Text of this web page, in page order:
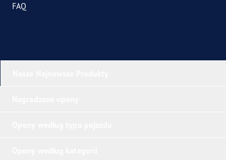
FAQ